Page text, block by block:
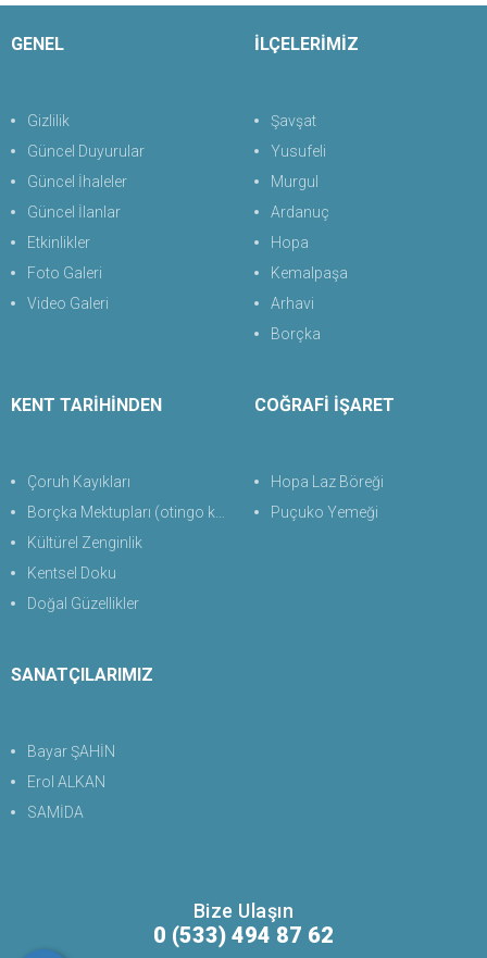
GENEL
Gizlilik
Güncel Duyurular
Güncel İhaleler
Güncel İlanlar
Etkinlikler
Foto Galeri
Video Galeri
İLÇELERİMİZ
Şavşat
Yusufeli
Murgul
Ardanuç
Hopa
Kemalpaşa
Arhavi
Borçka
KENT TARİHİNDEN
Çoruh Kayıkları
Borçka Mektupları (otingo kaplıcası)
Kültürel Zenginlik
Kentsel Doku
Doğal Güzellikler
COĞRAFİ İŞARET
Hopa Laz Böreği
Puçuko Yemeği
SANATÇILARIMIZ
Bayar ŞAHİN
Erol ALKAN
SAMİDA
Bize Ulaşın
0 (533) 494 87 62